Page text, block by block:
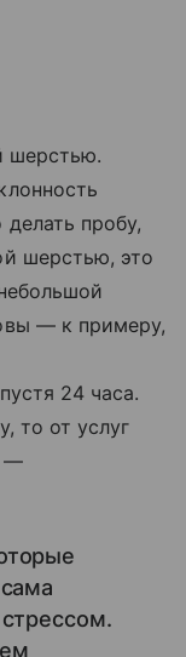
шерстью.
пробу,
шерстью, это
— к примеру,
24 часа.
то от услуг
—